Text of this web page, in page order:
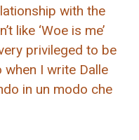
with the
like ‘Woe is me’
privileged to be
when I write Dalle
in un modo che